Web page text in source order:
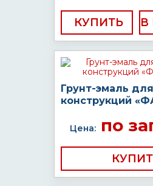
КУПИТЬ
Грунт-эмаль
конструкций
Цена:по